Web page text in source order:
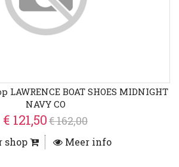
BOAT SHOES MIDNIGHT
NAVY CO
€ 121,50€ 162,00
shop Meer info